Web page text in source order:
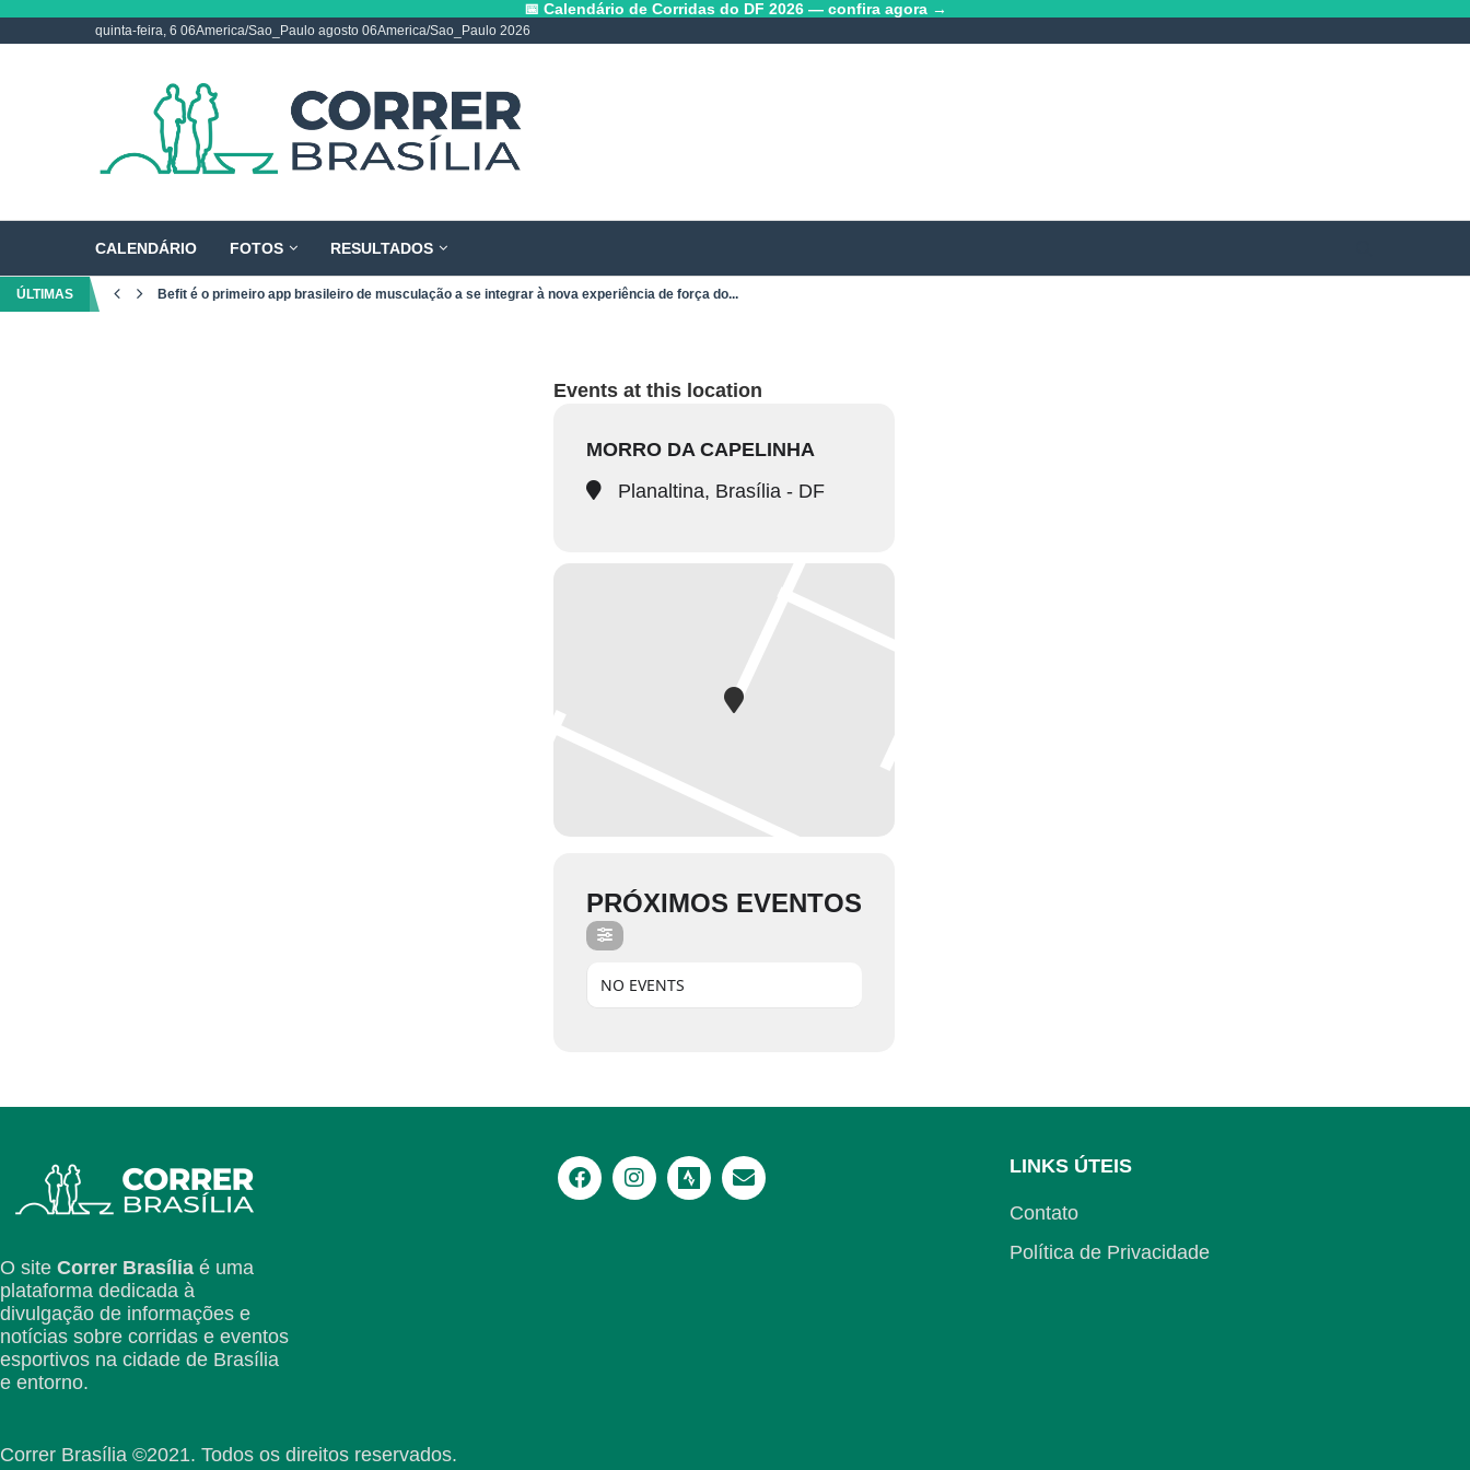
📅 Calendário de Corridas do DF 2026 — confira agora →
quinta-feira, 6 06America/Sao_Paulo agosto 06America/Sao_Paulo 2026
CALENDÁRIO FOTOS RESULTADOS
ÚLTIMAS Befit é o primeiro app brasileiro de musculação a se integrar à nova experiência de força do...
Events at this location
MORRO DA CAPELINHA
Planaltina, Brasília - DF
PRÓXIMOS EVENTOS
NO EVENTS
O site Correr Brasília é uma
plataforma dedicada à
divulgação de informações e
notícias sobre corridas e eventos
esportivos na cidade de Brasília
e entorno.
LINKS ÚTEIS
Contato
Política de Privacidade
Correr Brasília ©2021. Todos os direitos reservados.